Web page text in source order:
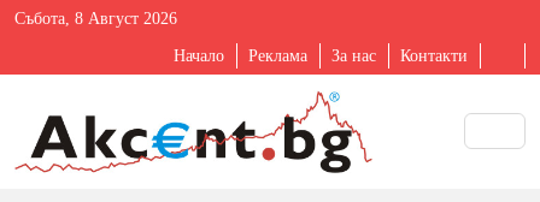
Събота, 8 Август 2026
Начало Реклама За нас Контакти